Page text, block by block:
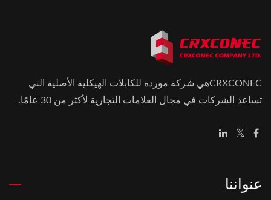
CRXCONECهي شركة موردة للكابلات الهيكلية الأصلية التي
تساعد الشركات في مجال العلامات التجارية لأكثر من 30 عامًا.
عنواننا